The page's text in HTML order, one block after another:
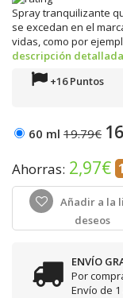
Spray tranquilizante
se excedan en el
vidas, como por
descripción
+16 Puntos
60 ml 19.79€
Ahorras: 2,97€
Añadir a la
deseos
ENVÍO
Por
Envío de